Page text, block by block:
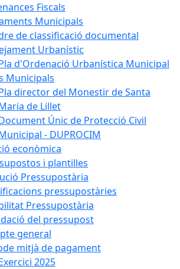
Fiscals
Municipals
de classificació documental
Urbanístic
d'Ordenació Urbanística Municipal
Municipals
director del Monestir de Santa
de Lillet
Únic de Protecció Civil
- DUPROCIM
econòmica
i plantilles
Pressupostària
pressupostàries
Pressupostària
del pressupost
general
mitjà de pagament
2025